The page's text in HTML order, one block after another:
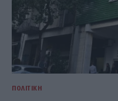
ΠΟΛΙΤΙΚΉ